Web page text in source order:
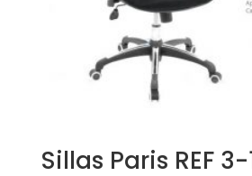
Sillas Paris REF